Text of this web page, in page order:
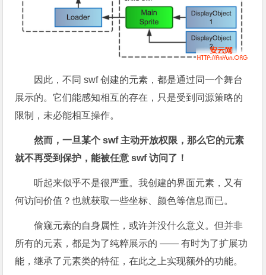
因此，不同 swf 创建的元素，都是通过同一个舞台
展示的。它们能感知相互的存在，只是受到同源策略的
限制，未必能相互操作。
然而，一旦某个 swf 主动开放权限，那么它的元素
就不再受到保护，能被任意 swf 访问了！
听起来似乎不是很严重。我创建的界面元素，又有
何访问价值？也就获取一些坐标、颜色等信息而已。
偷窥元素的自身属性，或许并没什么意义。但并非
所有的元素，都是为了纯粹展示的 —— 有时为了扩展功
能，继承了元素类的特征，在此之上实现额外的功能。